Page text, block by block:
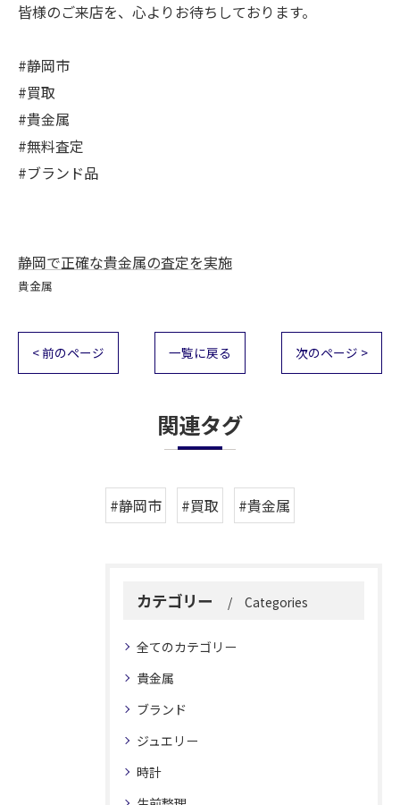
皆様のご来店を、心よりお待ちしております。
#静岡市
#買取
#貴金属
#無料査定
#ブランド品
静岡で正確な貴金属の査定を実施
貴金属
< 前のページ 一覧に戻る 次のページ >
関連タグ
#静岡市 #買取 #貴金属
カテゴリー Categories
全てのカテゴリー
貴金属
ブランド
ジュエリー
時計